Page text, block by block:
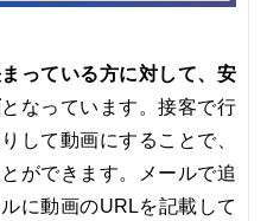
っている方に対して、安
となっています。接客で行
して動画にすることで、
ができます。メールで追
に動画のURLを記載して